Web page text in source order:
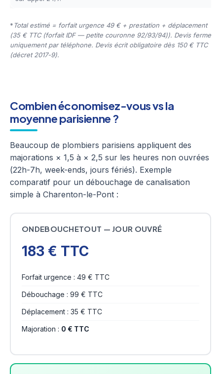
* Total estimé = forfait urgence 49 € + prestation + déplacement
(35 € TTC (forfait IDF — petite couronne 92/93/94)). Devis ferme
uniquement par téléphone. Devis écrit obligatoire dès 150 € TTC
(décret 2017-9).
Combien économisez-vous vs la
moyenne parisienne ?
Beaucoup de plombiers parisiens appliquent des
majorations × 1,5 à × 2,5 sur les heures non ouvrées
(22h-7h, week-ends, jours fériés). Exemple
comparatif pour un débouchage de canalisation
simple à Charenton-le-Pont :
ONDEBOUCHETOUT — JOUR OUVRÉ
183 € TTC
Forfait urgence : 49 € TTC
Débouchage : 99 € TTC
Déplacement : 35 € TTC
Majoration : 0 € TTC